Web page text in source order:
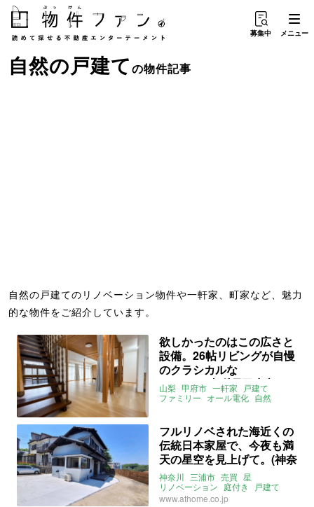
募集中 メニュー
自然の戸建ての物件記事
自然の戸建てのリノベーション物件や一軒家、町家など、魅力
的な物件をご紹介しています。
欲しかったのはこの広さと
設備。26帖リビングが自慢
のクラシカルな
3SLDK（山梨県甲府市165
㎡の売買物件）
山梨 甲府市 一軒家
戸建て
ファミリー オール電化 自然
フルリノベされた海近くの
伝統日本家屋で、今夜も満
天の星空を見上げて。(神奈
川県三浦市96㎡の売買物
件)
神奈川 三浦市 売買 星
リノベーション 庭付き
戸建て
自然 関東 ライター：くまのなな
www.athome.co.jp